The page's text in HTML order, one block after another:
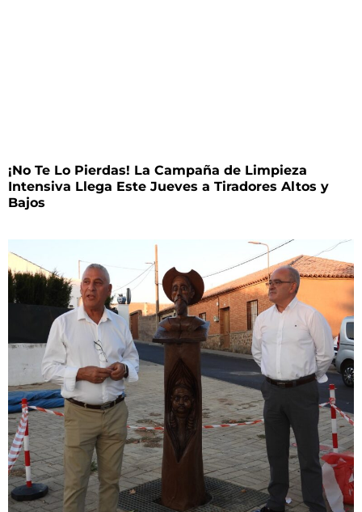
¡No Te Lo Pierdas! La Campaña de Limpieza
Intensiva Llega Este Jueves a Tiradores Altos y
Bajos